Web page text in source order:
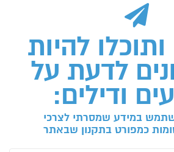
להיות
לדעת על
ודילים:
במידע שמסרתי לצרכי
כמפורט בתקנון שבאתר